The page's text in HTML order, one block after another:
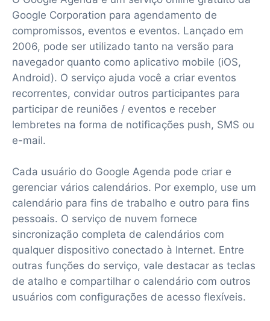
Google Corporation para agendamento de
compromissos, eventos e eventos. Lançado em
2006, pode ser utilizado tanto na versão para
navegador quanto como aplicativo mobile (iOS,
Android). O serviço ajuda você a criar eventos
recorrentes, convidar outros participantes para
participar de reuniões / eventos e receber
lembretes na forma de notificações push, SMS ou
e-mail.
Cada usuário do Google Agenda pode criar e
gerenciar vários calendários. Por exemplo, use um
calendário para fins de trabalho e outro para fins
pessoais. O serviço de nuvem fornece
sincronização completa de calendários com
qualquer dispositivo conectado à Internet. Entre
outras funções do serviço, vale destacar as teclas
de atalho e compartilhar o calendário com outros
usuários com configurações de acesso flexíveis.